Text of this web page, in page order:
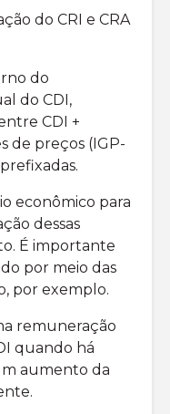
do CRI e CRA
do
do CDI,
CDI +
de preços (IGP-
econômico para
dessas
É importante
por meio das
por exemplo.
remuneração
quando há
aumento da